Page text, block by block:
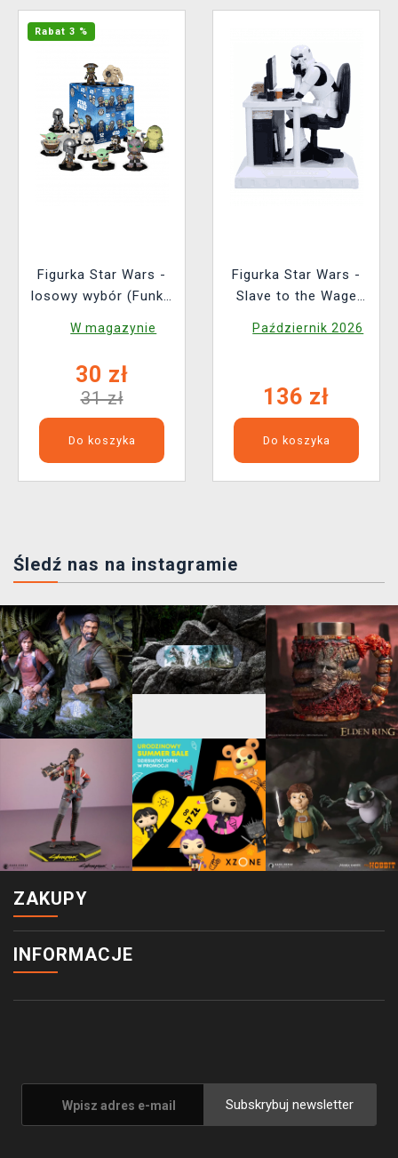
Rabat 3 %
Figurka Star Wars -
losowy wybór (Funko
W magazynie
30 zł
31 zł
Do koszyka
Figurka Star Wars -
Slave to the Wage
Październik 2026
136 zł
Do koszyka
Śledź nas na instagramie
ZAKUPY
INFORMACJE
Subskrybuj newsletter